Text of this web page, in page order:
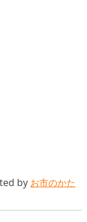
by お市のかた